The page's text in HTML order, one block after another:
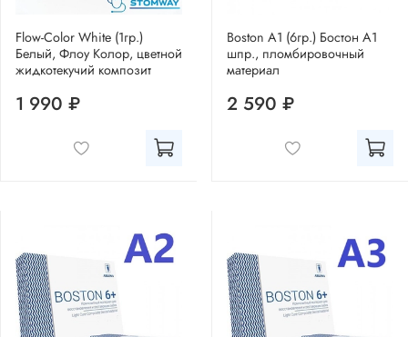
Flow-Color White (1гр.)
Белый, Флоу Колор, цветной
жидкотекучий композит
1 990 ₽
Boston A1 (6гр.) Бостон А1
шпр., пломбировочный
материал
2 590 ₽